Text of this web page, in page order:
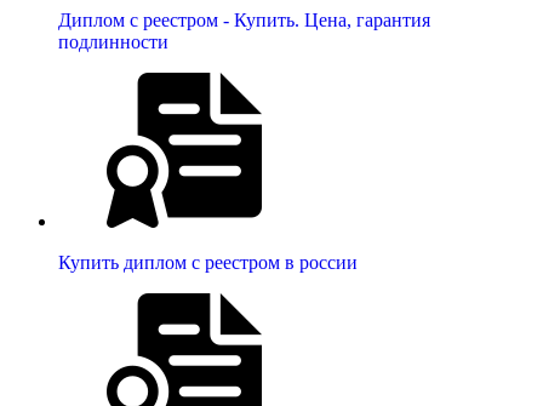
Диплом с реестром - Купить. Цена, гарантия
подлинности
Купить диплом с реестром в россии